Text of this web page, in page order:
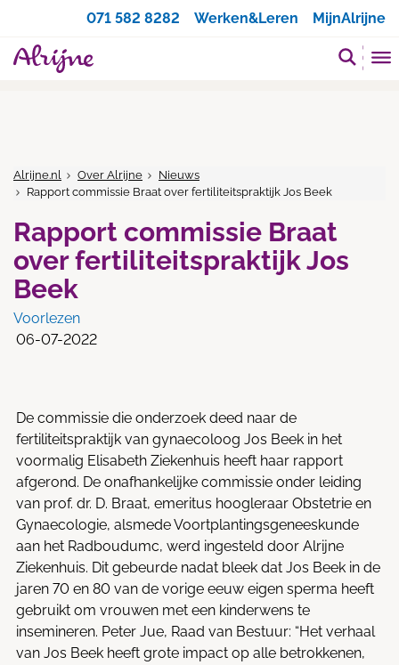
071 582 8282
Werken&Leren MijnAlrijne
Alrijne.nl Over Alrijne
Nieuws
Rapport commissie Braat over fertiliteitspraktijk Jos Beek
Rapport commissie Braat
over fertiliteitspraktijk Jos
Beek
Voorlezen
06-07-2022
De commissie die onderzoek deed naar de
fertiliteitspraktijk van gynaecoloog Jos Beek in het
voormalig Elisabeth Ziekenhuis heeft haar rapport
afgerond. De onafhankelijke commissie onder leiding
van prof. dr. D. Braat, emeritus hoogleraar Obstetrie en
Gynaecologie, alsmede Voortplantingsgeneeskunde
aan het Radboudumc, werd ingesteld door Alrijne
Ziekenhuis. Dit gebeurde nadat bleek dat Jos Beek in de
jaren 70 en 80 van de vorige eeuw eigen sperma heeft
gebruikt om vrouwen met een kinderwens te
insemineren. Peter Jue, Raad van Bestuur: “Het verhaal
van Jos Beek heeft grote impact op alle betrokkenen,